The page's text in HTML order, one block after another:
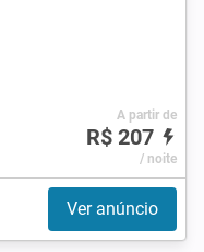
A partir de
R$ 207
/ noite
Ver anúncio